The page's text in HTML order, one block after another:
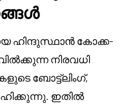
ഹിന്ദുസ്ഥാൻ കോക്ക-
നിരവധി
ബോട്ട്ലിംഗ്,
ഇതിൽ